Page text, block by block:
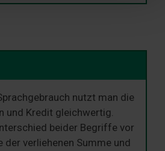
möglicherweise mit
die Sie ihnen bereitgestellt
geben Einwilligung zu unseren
Webseite weiterhin nutzen.
nutzt man die
und Kredit gleichwertig.
beider Begriffe vor
der verliehenen Summe und